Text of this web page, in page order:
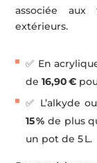
associée aux
extérieurs.
✅ En
de16,90 €
✅ L’alkyde
15 % de plus
un pot de 5 L.